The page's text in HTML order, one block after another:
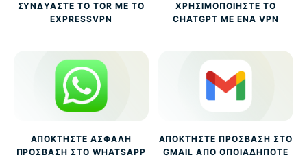
ΣΥΝΔΥΆΣΤΕ ΤΟ TOR ΜΕ ΤΟ
EXPRESSVPN
ΧΡΗΣΙΜΟΠΟΙΉΣΤΕ ΤΟ
CHATGPT ΜΕ ΈΝΑ VPN
ΑΠΟΚΤΉΣΤΕ ΑΣΦΑΛΉ
ΠΡΌΣΒΑΣΗ ΣΤΟ WHATSAPP
ΑΠΟΚΤΉΣΤΕ ΠΡΌΣΒΑΣΗ ΣΤΟ
GMAIL ΑΠΌ ΟΠΟΙΑΔΉΠΟΤΕ